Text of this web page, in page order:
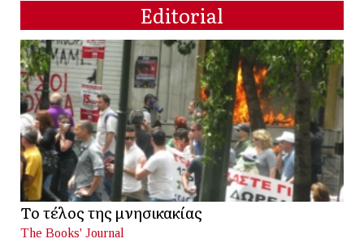
Editorial
Το τέλος της μνησικακίας
The Books' Journal